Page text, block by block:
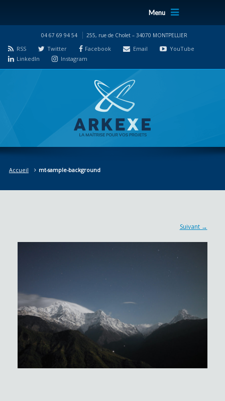
Menu
04 67 69 94 54 255, rue de Cholet – 34070 MONTPELLIER
RSS Twitter Facebook Email
YouTube
LinkedIn
Instagram
Accueil mt-sample-background
Suivant →